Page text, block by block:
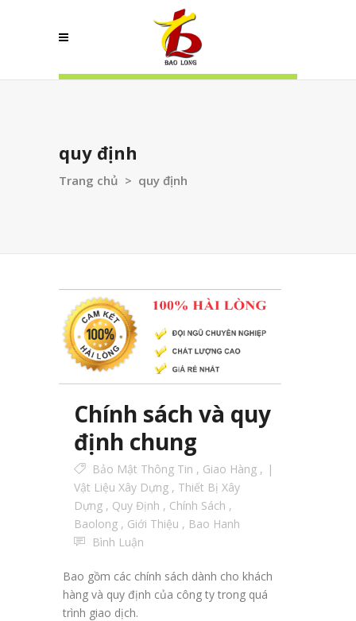
quy định
Trang chủ > quy định
Chính sách và quy
định chung
Bảo Mật Thông Tin , Giao Hàng ,
Vật Liệu Xây Dựng , Thiết Bị Xây
Dựng , Quy Định , Chính Sách ,
Baolong , Giới Thiệu , Bao Hanh
Bình Luận
Bao gồm các chính sách dành cho khách
hàng và quy định của công ty trong quá
trình giao dịch.